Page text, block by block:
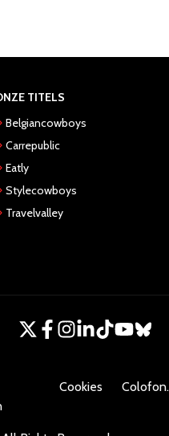
TITELS
Belgiancowboys
Carrepublic
Eatly
Stylecowboys
Travelvalley
Cookies Colofon.